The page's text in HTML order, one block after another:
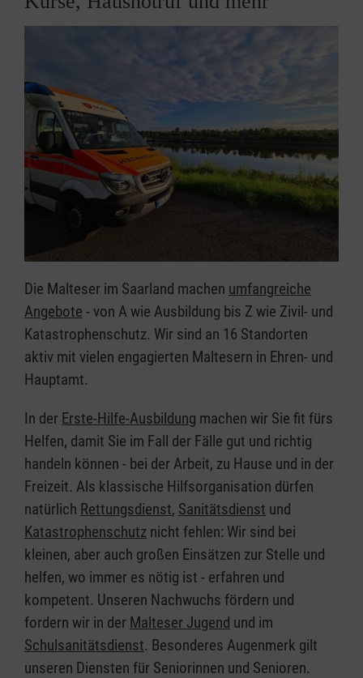
Die Malteser im Saarland machen umfangreiche
Angebote - von A wie Ausbildung bis Z wie Zivil- und
Katastrophenschutz. Wir sind an 16 Standorten
aktiv mit vielen engagierten Maltesern in Ehren- und
Hauptamt.
In der Erste-Hilfe-Ausbildung machen wir Sie fit fürs
Helfen, damit Sie im Fall der Fälle gut und richtig
handeln können - bei der Arbeit, zu Hause und in der
Freizeit. Als klassische Hilfsorganisation dürfen
natürlich Rettungsdienst, Sanitätsdienst und
Katastrophenschutz nicht fehlen: Wir sind bei
kleinen, aber auch großen Einsätzen zur Stelle und
helfen, wo immer es nötig ist - erfahren und
kompetent. Unseren Nachwuchs fördern und
fordern wir in der Malteser Jugend und im
Schulsanitätsdienst. Besonderes Augenmerk gilt
unseren Diensten für Seniorinnen und Senioren.